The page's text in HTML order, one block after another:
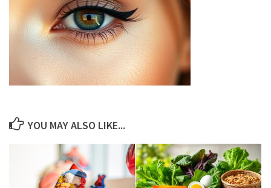
YOU MAY ALSO LIKE...